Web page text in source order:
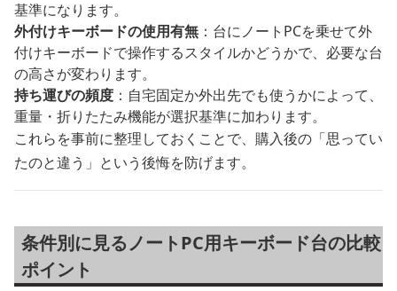
基準になります。
外付けキーボードの使用有無 ：台にノートPCを乗せて外
付けキーボードで操作するスタイルかどうかで、必要な台
の高さが変わります。
持ち運びの頻度 ：自宅固定か外出先でも使うかによって、
重量・折りたたみ機能が選択基準に加わります。
これらを事前に整理しておくことで、購入後の「思ってい
たのと違う」という後悔を防げます。
条件別に見るノートPC用キーボード台の比較
ポイント